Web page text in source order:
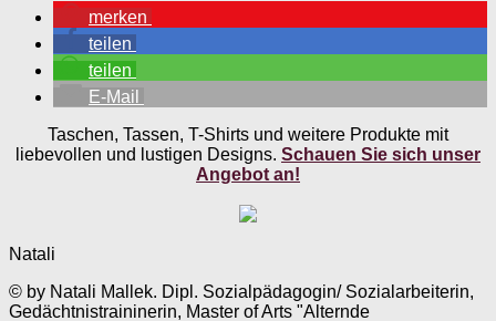
merken
teilen
teilen
E-Mail
Taschen, Tassen, T-Shirts und weitere Produkte mit
liebevollen und lustigen Designs. Schauen Sie sich unser
Angebot an!
Natali
© by Natali Mallek. Dipl. Sozialpädagogin/ Sozialarbeiterin,
Gedächtnistraininerin, Master of Arts "Alternde